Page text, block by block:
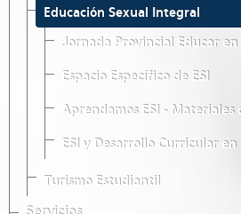
Educación Sexual Integral
Jornada Provincial Educar en
Espacio Específico de ESI
Aprendamos ESI - Materiales
ESI y Desarrollo Curricular en
Turismo Estudiantil